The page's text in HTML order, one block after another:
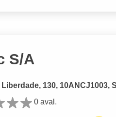
S/A
Liberdade, 130, 10ANCJ1003,
0 aval.